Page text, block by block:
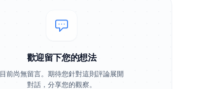
歡迎留下您的想法
目前尚無留言。期待您針對這則評論展開
對話，分享您的觀察。